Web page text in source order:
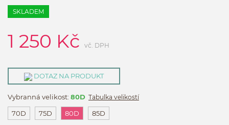
SKLADEM
1 250 Kč vč. DPH
DOTAZ NA PRODUKT
Vybranná velikost: 80D Tabulka velikostí
70D 75D 80D 85D